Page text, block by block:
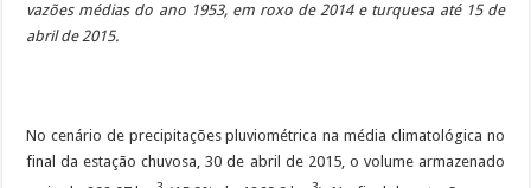
vazões médias do ano 1953, em roxo de 2014 e turquesa até 15 de
abril de 2015.
No cenário de precipitações pluviométrica na média climatológica no
final da estação chuvosa, 30 de abril de 2015, o volume armazenado